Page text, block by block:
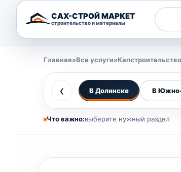
САХ-СТРОЙ МАРКЕТ
строительство и материалы
Главная»Все услуги»Капстроительство
‹ В Долинске В
Что важно:выберите нужный раздел